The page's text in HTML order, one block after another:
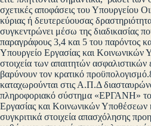
σχετικές αποφάσεις του Υπουργείου
κύριας ή δευτερεύουσας
συγκεντρώνει μέσω της διαδικασίας
παραγράφους 3,4 και 5 του παρόντος
Υπουργείο Εργασίας και Κοινωνικών
στοιχεία των απαιτητών
βαρύνουν τον κρατικό
καταχωρούνται στις Α.Π.Δ
πληροφοριακό σύστημα «ΕΡΓΑΝΗ»
Εργασίας και Κοινωνικών Υποθέσεων
συγκριτικά στοιχεία απασχόλησης